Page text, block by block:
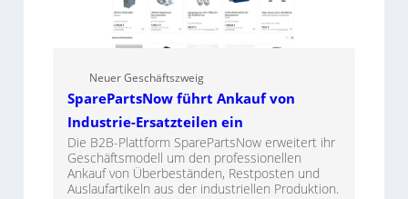
Neuer Geschäftszweig
SparePartsNow führt Ankauf von
Industrie-Ersatzteilen ein
Die B2B-Plattform SparePartsNow erweitert ihr
Geschäftsmodell um den professionellen
Ankauf von Überbeständen, Restposten und
Auslaufartikeln aus der industriellen Produktion.